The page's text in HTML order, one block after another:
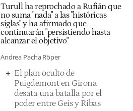
Turull ha reprochado a Rufián que
no suma "nada" a las "históricas
siglas" y ha afirmado que
continuarán "persistiendo hasta
alcanzar el objetivo"
Andrea Pacha Röper
El plan oculto de
Puigdemont en Girona
desata una batalla por el
poder entre Geis y Ribas